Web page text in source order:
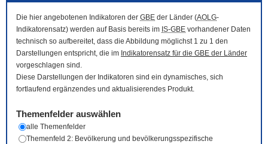
Die hier angebotenen Indikatoren der GBE der Länder (AOLG-
Indikatorensatz) werden auf Basis bereits im IS-GBE vorhandener Daten
technisch so aufbereitet, dass die Abbildung möglichst 1 zu 1 den
Darstellungen entspricht, die im Indikatorensatz für die GBE der Länder
vorgeschlagen sind.
Diese Darstellungen der Indikatoren sind ein dynamisches, sich
fortlaufend ergänzendes und aktualisierendes Produkt.
Themenfelder auswählen
alle Themenfelder
Themenfeld 2: Bevölkerung und bevölkerungsspezifische